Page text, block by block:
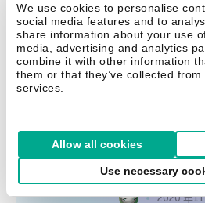
We use cookies to personalise
social media features and to
share information about your use
media, advertising and analytics
combine it with other information
them or that they’ve collected
services.
Allow all cookies
Use necessary
2020 年
为何需要规整你
本文将解释为何杂乱无章的数据
2020 年